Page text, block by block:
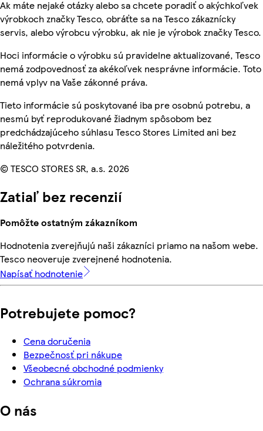
Ak máte nejaké otázky alebo sa chcete poradiť o akýchkoľvek
výrobkoch značky Tesco, obráťte sa na Tesco zákaznícky
servis, alebo výrobcu výrobku, ak nie je výrobok značky Tesco.
Hoci informácie o výrobku sú pravidelne aktualizované, Tesco
nemá zodpovednosť za akékoľvek nesprávne informácie. Toto
nemá vplyv na Vaše zákonné práva.
Tieto informácie sú poskytované iba pre osobnú potrebu, a
nesmú byť reprodukované žiadnym spôsobom bez
predchádzajúceho súhlasu Tesco Stores Limited ani bez
náležitého potvrdenia.
© TESCO STORES SR, a.s. 2026
Zatiaľ bez recenzií
Pomôžte ostatným zákazníkom
Hodnotenia zverejňujú naši zákazníci priamo na našom webe.
Tesco neoveruje zverejnené hodnotenia.
Napísať hodnotenie
Potrebujete pomoc?
Cena doručenia
Bezpečnosť pri nákupe
Všeobecné obchodné podmienky
Ochrana súkromia
O nás